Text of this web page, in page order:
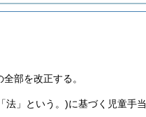
部を改正する。
法」という。)に基づく児童手当